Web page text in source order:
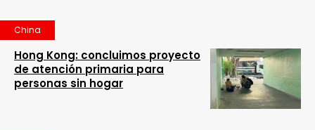
China
Hong Kong: concluimos proyecto
de atención primaria para
personas sin hogar